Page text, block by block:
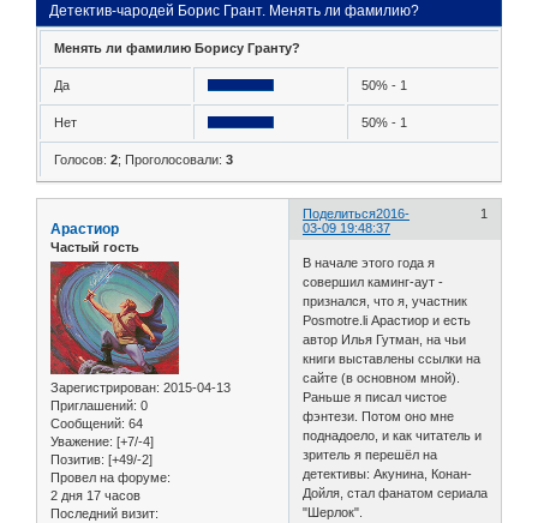
Детектив-чародей Борис Грант. Менять ли фамилию?
Менять ли фамилию Борису Гранту?
Да 50% - 1
Нет 50% - 1
Голосов: 2; Проголосовали: 3
Поделиться 1
2016-
03-09 19:48:37
Арастиор
Частый гость
Зарегистрирован: 2015-04-13
Приглашений: 0
Сообщений: 64
Уважение: [+7/-4]
Позитив: [+49/-2]
Провел на форуме:
2 дня 17 часов
Последний визит:
В начале этого года я
совершил каминг-аут -
признался, что я, участник
Posmotre.li Арастиор и есть
автор Илья Гутман, на чьи
книги выставлены ссылки на
сайте (в основном мной).
Раньше я писал чистое
фэнтези. Потом оно мне
поднадоело, и как читатель и
зритель я перешёл на
детективы: Акунина, Конан-
Дойля, стал фанатом сериала
"Шерлок".